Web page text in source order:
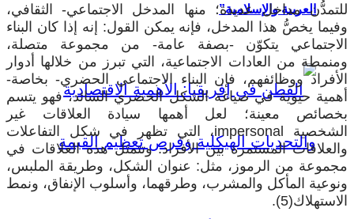
العربية والإسلامية”
للتمدُّن مداخل عديدة؛ منها المدخل الاجتماعي- الثقافي،
وفيما يخصُّ هذا المدخل، فإنه يمكن القول: إنه إذا كان البناء
الاجتماعي يتكوّن -بصفة عامة- من مجموعة متصلة،
ومنمطة من العادات الاجتماعية، التي تبرز من خلالها أدوار
الأفراد ووظائفهم، فإن البناء الاجتماعي الحضري- بخاصة-
أهمية حيوية في صياغة الشكل الحضري السائد، فهو يتسم
بخصائص معينة؛ لعل أهمها سيادة العلاقات غير
الشخصية impersonal، التي تظهر في شكل التفاعلات
والعلاقات المستمرة بين الأفراد. وتتمثل هذه العلاقات في
مجموعة من الرموز، مثل: عنوان الشكل، وطريقة الملبس،
ونوعية المأكل والمشرب، وطرقهما، وأسلوب الإنفاق، ونمط
الاستهلاك(5).